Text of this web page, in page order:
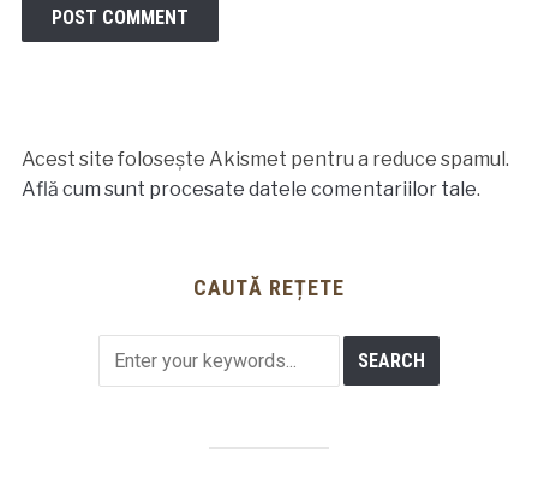
Acest site folosește Akismet pentru a reduce spamul.
Află cum sunt procesate datele comentariilor tale.
CAUTĂ REȚETE